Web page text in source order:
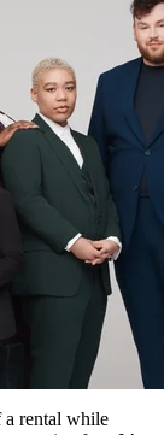
a rental while